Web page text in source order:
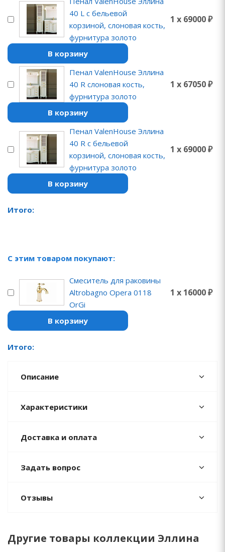
40 L с бельевой
корзиной, слоновая кость,
фурнитура золото
1 x 69000 ₽
В корзину
Пенал ValenHouse Эллина
40 R слоновая кость,
фурнитура золото
1 x 67050 ₽
В корзину
Пенал ValenHouse Эллина
40 R с бельевой
корзиной, слоновая кость,
фурнитура золото
1 x 69000 ₽
В корзину
Итого:
С этим товаром покупают:
Смеситель для раковины
Altrobagno Opera 0118
OrGi
1 x 16000 ₽
В корзину
Итого:
Описание
Характеристики
Доставка и оплата
Задать вопрос
Отзывы
Другие товары коллекции Эллина